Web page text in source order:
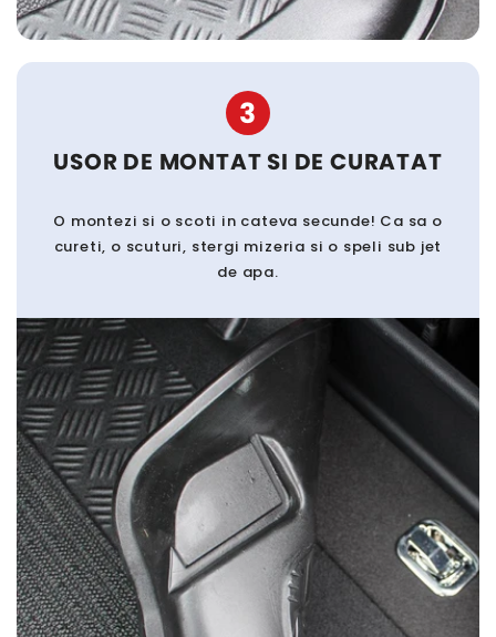
3
USOR DE MONTAT SI DE CURATAT
O montezi si o scoti in cateva secunde! Ca sa o
cureti, o scuturi, stergi mizeria si o speli sub jet
de apa.